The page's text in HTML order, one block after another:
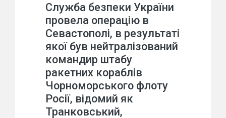
Служба безпеки України
провела операцію в
Севастополі, в результаті
якої був нейтралізований
командир штабу
ракетних кораблів
Чорноморського флоту
Росії, відомий як
Транковський,